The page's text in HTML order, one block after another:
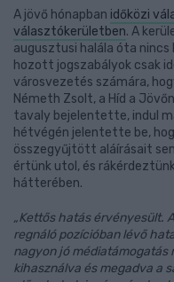
A jövő hónapban időközi
választókerületben. A
augusztusi halála óta
hozott jogszabályok csak
városvezetés számára,
Németh Zsolt, a Híd a
tavaly bejelentette, indul
hétvégén jelentette be,
összegyűjtött aláírásait
értünk utol, és
hátterében.
„Kettős hatás érvényesült.
regnáló pozícióban lévő
nagyon jó
kihasználva és megadva a